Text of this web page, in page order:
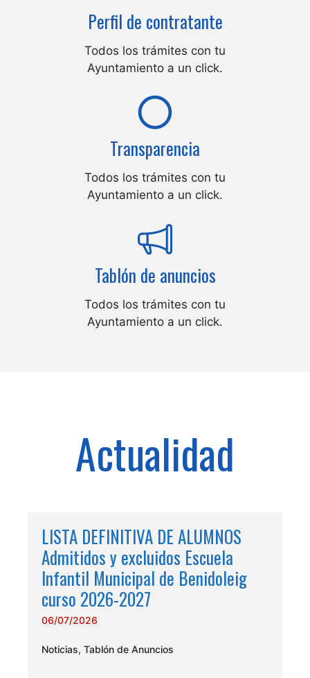
Perfil de contratante
Todos los trámites con tu
Ayuntamiento a un click.
Transparencia
Todos los trámites con tu
Ayuntamiento a un click.
Tablón de anuncios
Todos los trámites con tu
Ayuntamiento a un click.
Actualidad
LISTA DEFINITIVA DE ALUMNOS
Admitidos y excluidos Escuela
Infantil Municipal de Benidoleig
curso 2026-2027
06/07/2026
Noticias, Tablón de Anuncios